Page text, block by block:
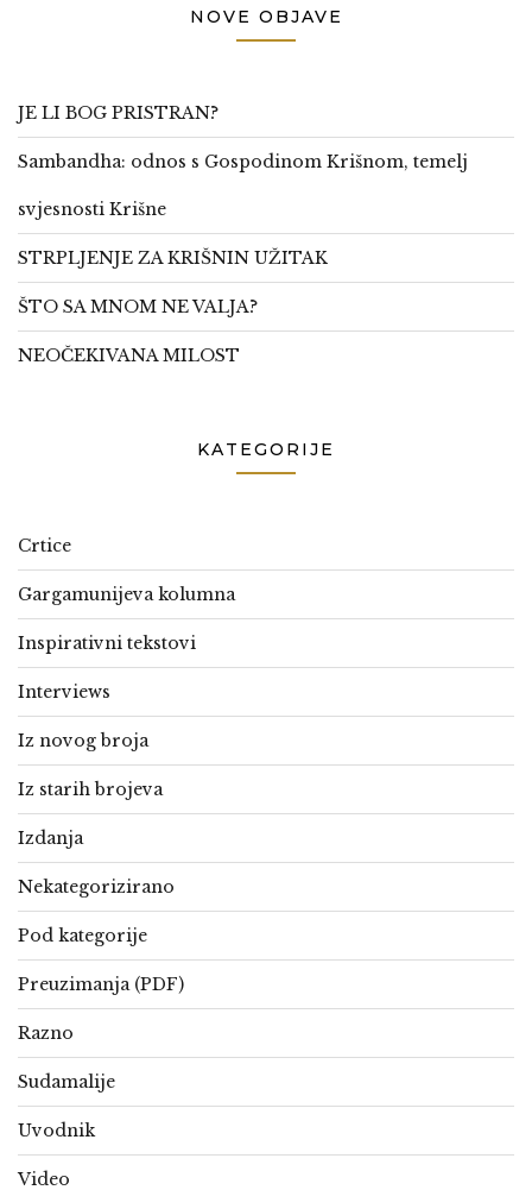
NOVE OBJAVE
JE LI BOG PRISTRAN?
Sambandha: odnos s Gospodinom Krišnom, temelj
svjesnosti Krišne
STRPLJENJE ZA KRIŠNIN UŽITAK
ŠTO SA MNOM NE VALJA?
NEOČEKIVANA MILOST
KATEGORIJE
Crtice
Gargamunijeva kolumna
Inspirativni tekstovi
Interviews
Iz novog broja
Iz starih brojeva
Izdanja
Nekategorizirano
Pod kategorije
Preuzimanja (PDF)
Razno
Sudamalije
Uvodnik
Video